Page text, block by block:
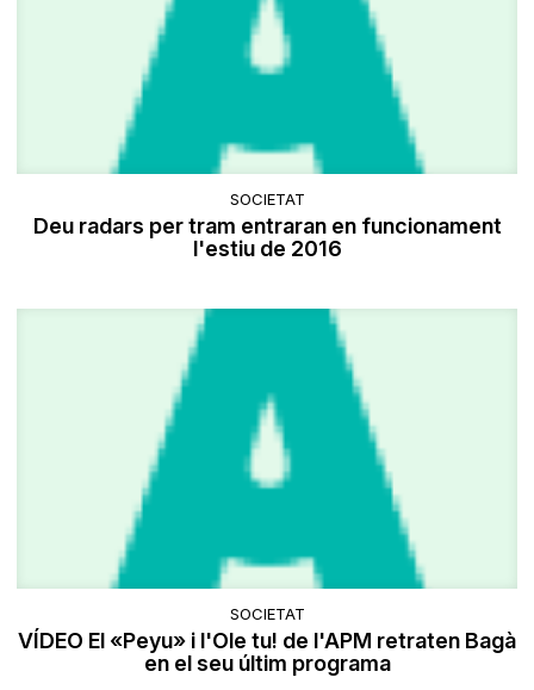
SOCIETAT
Deu radars per tram entraran en funcionament
l'estiu de 2016
SOCIETAT
VÍDEO El «Peyu» i l'Ole tu! de l'APM retraten Bagà
en el seu últim programa